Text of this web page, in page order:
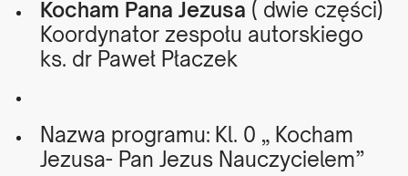
Kocham Pana Jezusa ( dwie części)
Koordynator zespołu autorskiego
ks. dr Paweł Płaczek
Nazwa programu: Kl. 0 „ Kocham
Jezusa- Pan Jezus Nauczycielem”